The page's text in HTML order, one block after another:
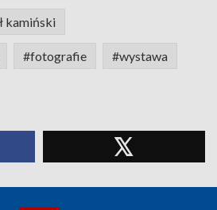
kamiński
#fotografie #wystawa